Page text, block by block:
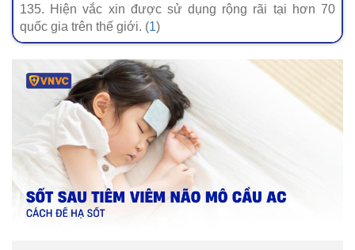
135. Hiện vắc xin được sử dụng rộng rãi tại hơn 70
quốc gia trên thế giới. (1)